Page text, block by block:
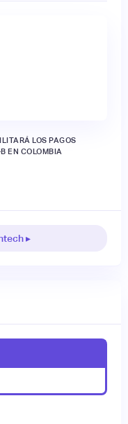
LOS PAGOS
EN COLOMBIA
▸